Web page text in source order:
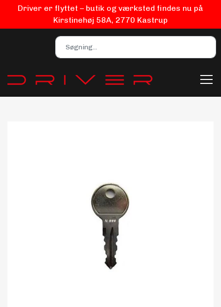
Driver er flyttet – butik og værksted findes nu på
Kirstinehøj 58A, 2770 Kastrup
EV Udstyr
Maling
Bilstereo